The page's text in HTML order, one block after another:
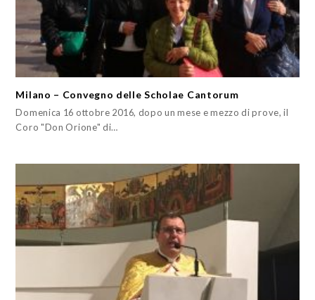
Milano – Convegno delle Scholae Cantorum
Domenica 16 ottobre 2016, dopo un mese e mezzo di prove, il
Coro "Don Orione" di…